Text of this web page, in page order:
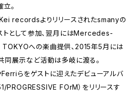
。
recordsよりリリースされたsmanyの
トとして参加、翌月にはMercedes-
への楽曲提供、2015年5月には
同展示など活動は多岐に渡る。
らをゲストに迎えたデビューアルバ
PROGRESSIVE FOrM）をリリースす